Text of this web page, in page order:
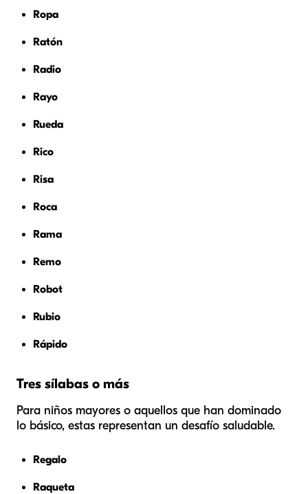
Ropa
Ratón
Radio
Rayo
Rueda
Rico
Risa
Roca
Rama
Remo
Robot
Rubio
Rápido
Tres sílabas o más
Para niños mayores o aquellos que han dominado
lo básico, estas representan un desafío saludable.
Regalo
Raqueta